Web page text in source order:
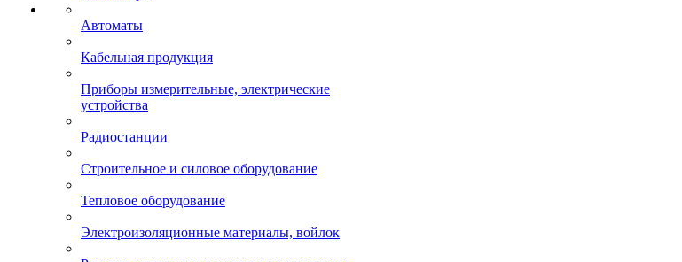
Автоматы
Кабельная продукция
Приборы измерительные, электрические
устройства
Радиостанции
Строительное и силовое оборудование
Тепловое оборудование
Электроизоляционные материалы, войлок